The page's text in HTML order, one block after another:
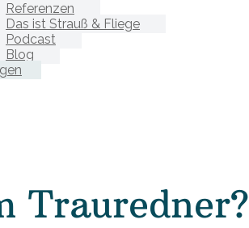
Referenzen
Das ist Strauß & Fliege
Podcast
Blog
Trauredner?